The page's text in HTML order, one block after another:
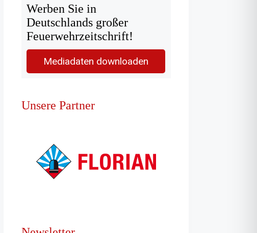
Werben Sie in
Deutschlands großer
Feuerwehrzeitschrift!
Mediadaten downloaden
Unsere Partner